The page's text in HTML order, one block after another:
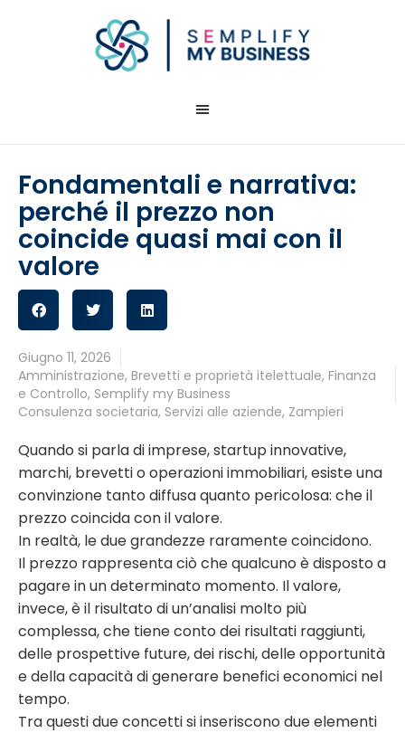
Fondamentali e narrativa:
perché il prezzo non
coincide quasi mai con il
valore
Giugno 11, 2026
Amministrazione, Brevetti e proprietà itelettuale, Finanza
e Controllo, Semplify my Business
Consulenza societaria, Servizi alle aziende, Zampieri
Quando si parla di imprese, startup innovative,
marchi, brevetti o operazioni immobiliari, esiste una
convinzione tanto diffusa quanto pericolosa: che il
prezzo coincida con il valore.
In realtà, le due grandezze raramente coincidono.
Il prezzo rappresenta ciò che qualcuno è disposto a
pagare in un determinato momento. Il valore,
invece, è il risultato di un’analisi molto più
complessa, che tiene conto dei risultati raggiunti,
delle prospettive future, dei rischi, delle opportunità
e della capacità di generare benefici economici nel
tempo.
Tra questi due concetti si inseriscono due elementi